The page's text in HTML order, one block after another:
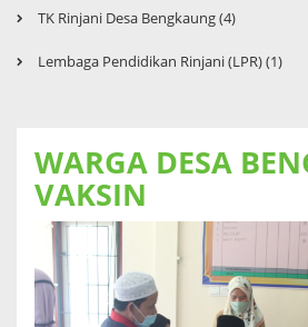
TK Rinjani Desa Bengkaung (4)
Lembaga Pendidikan Rinjani (LPR) (1)
WARGA DESA
VAKSIN